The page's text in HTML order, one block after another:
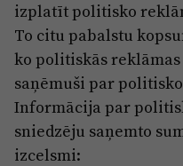
Pierīga
Ādaži
Ķekava
Mārupe
izplatīt politisko
To citu pabalstu
ko politiskās
saņēmuši par
Informācija par
sniedzēju saņemto
izcelsmi: